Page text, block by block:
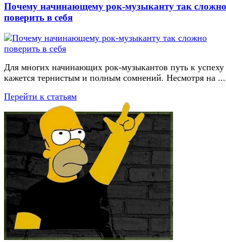
Почему начинающему рок-музыканту так сложно
поверить в себя
Для многих начинающих рок-музыкантов путь к успеху
кажется тернистым и полным сомнений. Несмотря на ...
Перейти к статьям